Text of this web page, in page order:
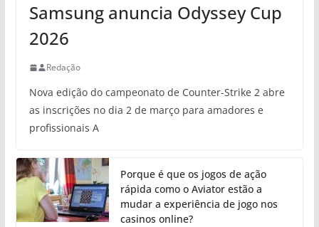
Samsung anuncia Odyssey Cup
2026
Redação
Nova edição do campeonato de Counter-Strike 2 abre
as inscrições no dia 2 de março para amadores e
profissionais A
Porque é que os jogos de ação
rápida como o Aviator estão a
mudar a experiência de jogo nos
casinos online?